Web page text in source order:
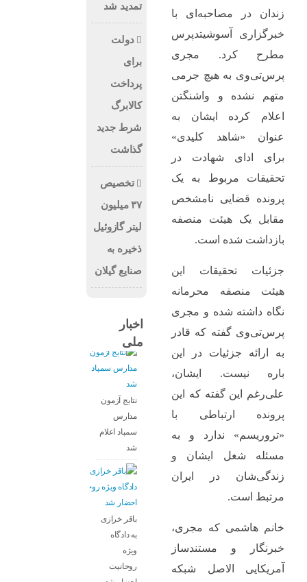
زندان در مصاحبه‌ای با
خبرگزاری آسوشیتدپرس
مطرح کرد. مجری
پرس‌تی‌وی به هیچ جرمی
متهم نشده و واشنگتن
اعلام کرده ایشان به
عنوان «شاهد کلیدی»
برای ادای شهادت در
تحقیقات مربوط به یک
پرونده قضایی نامشخص
مقابل یک هیئت منصفه
بازداشت شده است.
جزئیات تحقیقات این
هیئت منصفه محرمانه
نگاه داشته شده و مجری
پرس‌تی‌وی گفته که قادر
به ارائه جزئیات در این
باره نیست. ایشان،
علی‌رغم این گفته که این
پرونده ارتباطی با
«تروریسم» ندارد و به
مسئله شغل ایشان و
زندگی‌شان در ایران
مرتبط است.
خانم هاشمی که مجری،
خبرنگار و مستندساز
آمریکایی الاصل شبکه‌
تمدید شد
دولت
برای
پرداخت
کالابرگ
شرط جدید
گذاشت
تخصیص
۳۷ میلیون
لیتر گازوئیل
ذخیره به
صنایع گیلان
اخبار
ملی
نتایج آزمون
مدارس
سمپاد اعلام
شد
باقر خرازی
به دادگاه
ویژه
روحانیت